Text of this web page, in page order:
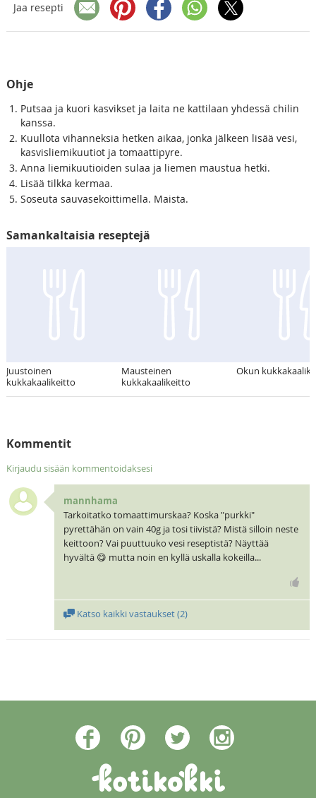
Jaa resepti
Ohje
Putsaa ja kuori kasvikset ja laita ne kattilaan yhdessä chilin
kanssa.
Kuullota vihanneksia hetken aikaa, jonka jälkeen lisää vesi,
kasvisliemikuutiot ja tomaattipyre.
Anna liemikuutioiden sulaa ja liemen maustua hetki.
Lisää tilkka kermaa.
Soseuta sauvasekoittimella. Maista.
Samankaltaisia reseptejä
Juustoinen
kukkakaalikeitto
Mausteinen
kukkakaalikeitto
Okun
Kommentit
Kirjaudu sisään kommentoidaksesi
mannhama
Tarkoitatko tomaattimurskaa? Koska "purkki"
pyrettähän on vain 40g ja tosi tiivistä? Mistä silloin neste
keittoon? Vai puuttuuko vesi reseptistä? Näyttää
hyvältä 😋 mutta noin en kyllä uskalla kokeilla...
Katso kaikki vastaukset (2)